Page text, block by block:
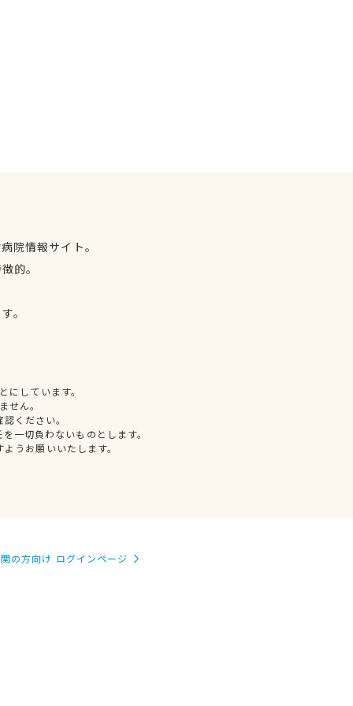
院情報サイト。
的。
。
しています。
せん。
ください。
一切負わないものとします。
うお願いいたします。
の方向け ログインページ